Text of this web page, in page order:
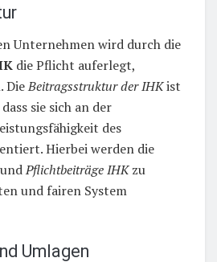
Unternehmen wird durch die
die Pflicht auferlegt,
DieBeitragsstruktur der IHKist
sie sich an der
des
Hierbei werden die
Pflichtbeiträge IHKzu
und fairen System
Umlagen